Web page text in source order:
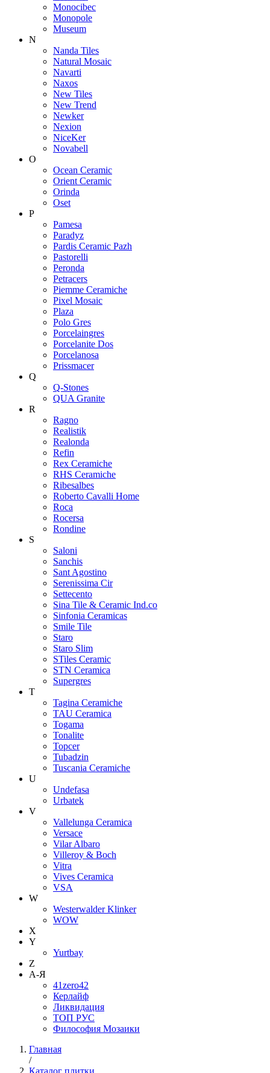
Monocibec
Monopole
Museum
N
Nanda Tiles
Natural Mosaic
Navarti
Naxos
New Tiles
New Trend
Newker
Nexion
NiceKer
Novabell
O
Ocean Ceramic
Orient Ceramic
Orinda
Oset
P
Pamesa
Paradyz
Pardis Ceramic Pazh
Pastorelli
Peronda
Petracers
Piemme Ceramiche
Pixel Mosaic
Plaza
Polo Gres
Porcelaingres
Porcelanite Dos
Porcelanosa
Prissmacer
Q
Q-Stones
QUA Granite
R
Ragno
Realistik
Realonda
Refin
Rex Ceramiche
RHS Ceramiche
Ribesalbes
Roberto Cavalli Home
Roca
Rocersa
Rondine
S
Saloni
Sanchis
Sant Agostino
Serenissima Cir
Settecento
Sina Tile & Ceramic Ind.co
Sinfonia Ceramicas
Smile Tile
Staro
Staro Slim
STiles Ceramic
STN Ceramica
Supergres
T
Tagina Ceramiche
TAU Ceramica
Togama
Tonalite
Topcer
Tubadzin
Tuscania Ceramiche
U
Undefasa
Urbatek
V
Vallelunga Ceramica
Versace
Vilar Albaro
Villeroy & Boch
Vitra
Vives Ceramica
VSA
W
Westerwalder Klinker
WOW
X
Y
Yurtbay
Z
А-Я
41zero42
Керлайф
Ликвидация
ТОП РУС
Философия Мозаики
Главная
/
Каталог плитки